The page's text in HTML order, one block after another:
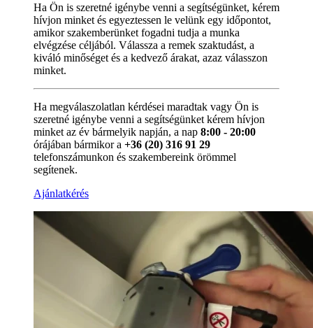
Ha Ön is szeretné igénybe venni a segítségünket, kérem
hívjon minket és egyeztessen le velünk egy időpontot,
amikor szakemberünket fogadni tudja a munka
elvégzése céljából. Válassza a remek szaktudást, a
kiváló minőséget és a kedvező árakat, azaz válasszon
minket.
Ha megválaszolatlan kérdései maradtak vagy Ön is
szeretné igénybe venni a segítségünket kérem hívjon
minket az év bármelyik napján, a nap 8:00 - 20:00
órájában bármikor a +36 (20) 316 91 29
telefonszámunkon és szakembereink örömmel
segítenek.
Ajánlatkérés